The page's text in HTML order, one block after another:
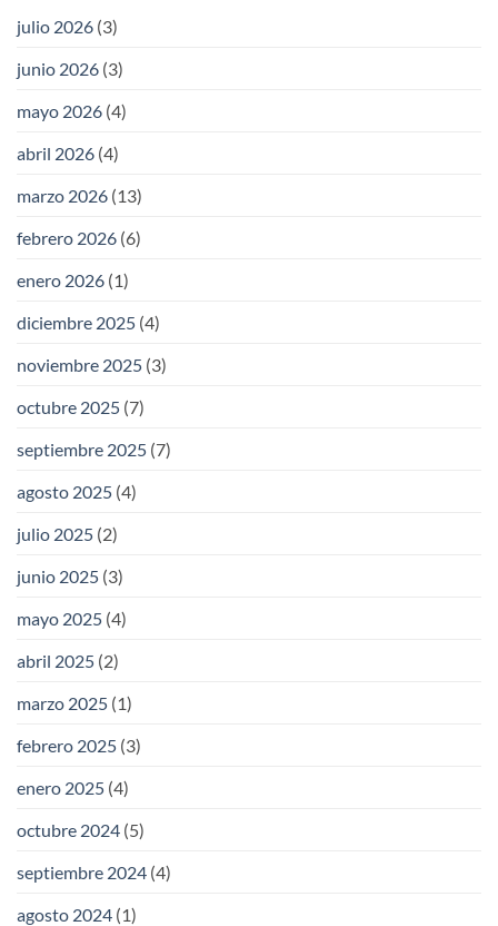
julio 2026 (3)
junio 2026 (3)
mayo 2026 (4)
abril 2026 (4)
marzo 2026 (13)
febrero 2026 (6)
enero 2026 (1)
diciembre 2025 (4)
noviembre 2025 (3)
octubre 2025 (7)
septiembre 2025 (7)
agosto 2025 (4)
julio 2025 (2)
junio 2025 (3)
mayo 2025 (4)
abril 2025 (2)
marzo 2025 (1)
febrero 2025 (3)
enero 2025 (4)
octubre 2024 (5)
septiembre 2024 (4)
agosto 2024 (1)